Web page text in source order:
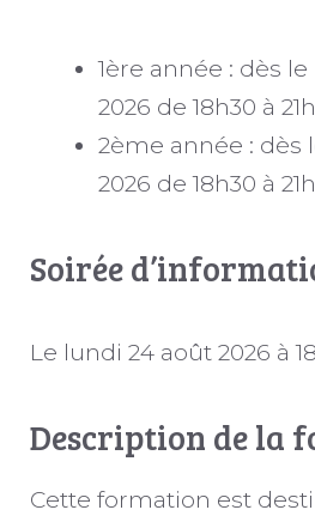
1ère année : dès
2026 de 18h30 à
2ème année : dès
2026 de 18h30 à
Soirée
Le lundi 24 août 2026 à
Description de la
Cette formation est